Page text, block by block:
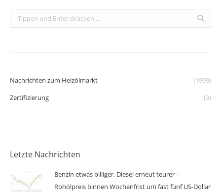
Search:
Nachrichten zum Heizölmarkt
(1999)
Zertifizierung
(3)
Letzte Nachrichten
Benzin etwas billiger, Diesel erneut teurer –
Rohölpreis binnen Wochenfrist um fast fünf US-Dollar